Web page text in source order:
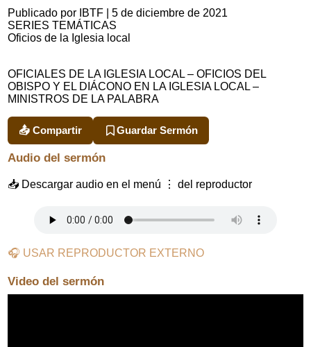
Publicado por IBTF
5 de diciembre de 2021
SERIES TEMÁTICAS
Oficios de la Iglesia local
OFICIALES DE LA IGLESIA LOCAL – OFICIOS DEL
OBISPO Y EL DIÁCONO EN LA IGLESIA LOCAL –
MINISTROS DE LA PALABRA
📤 Compartir Guardar Sermón
Audio del sermón
📥 Descargar audio en el menú ⋮ del reproductor
🎧 USAR REPRODUCTOR EXTERNO
Video del sermón